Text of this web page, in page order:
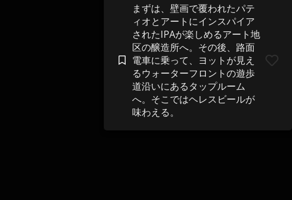
まずは、壁画で覆われたパテ
ィオとアートにインスパイア
されたIPAが楽しめるアート地
区の醸造所へ。その後、路面
電車に乗って、ヨットが見え
るウォーターフロントの遊歩
道沿いにあるタップルーム
へ。そこではヘレスビールが
味わえる。